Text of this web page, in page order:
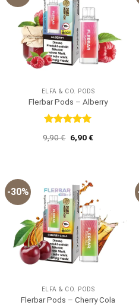
ELFA & CO. PODS
Flerbar Pods – Alberry
Bewertet
mit 5 von
9,90€ Ursprünglicher
Preis
6,90€Aktueller
-30%
ELFA & CO. PODS
Flerbar Pods – Cherry Cola